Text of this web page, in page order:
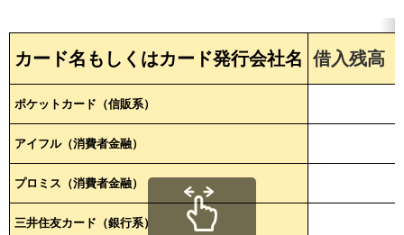
カード名もしくはカード発行会社名 借入残高
ポケットカード（信販系）
アイフル（消費者金融）
プロミス（消費者金融）
三井住友カード（銀行系）